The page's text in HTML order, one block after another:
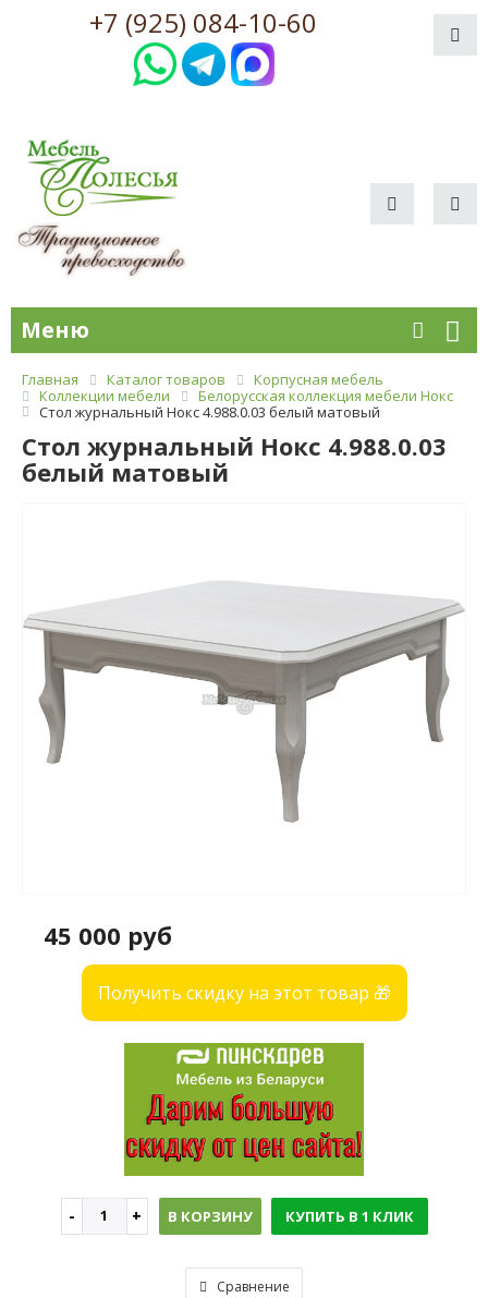
+7 (925) 084-10-60
Меню
Главная Каталог товаров
Корпусная мебель
Коллекции мебели
Белорусская коллекция мебели Нокс
Стол журнальный Нокс 4.988.0.03 белый матовый
Стол журнальный Нокс 4.988.0.03
белый матовый
45 000 руб
Получить скидку на этот товар 🎁
В КОРЗИНУ КУПИТЬ В 1 КЛИК
Сравнение